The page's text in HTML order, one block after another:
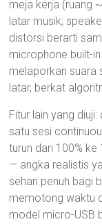
meja kerja (ruang
latar musik;
distorsi berarti
microphone built-
melaporkan suara
latar, berkat
Fitur lain yang
satu sesi
turun dari 100%
— angka realistis
sehari penuh bagi
memotong waktu
model micro-USB